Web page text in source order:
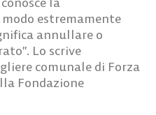
estremamente
annullare o
Lo scrive
comunale di Forza
Fondazione